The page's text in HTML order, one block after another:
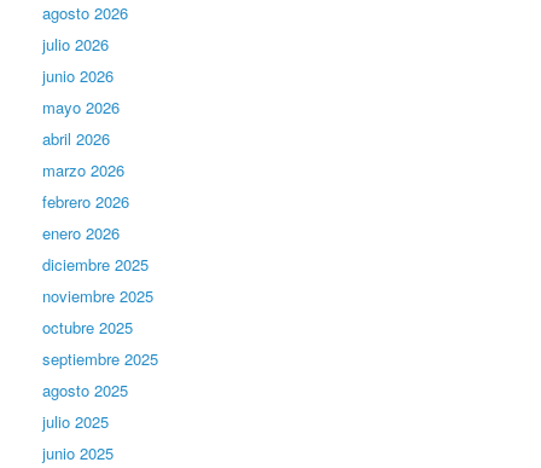
agosto 2026
julio 2026
junio 2026
mayo 2026
abril 2026
marzo 2026
febrero 2026
enero 2026
diciembre 2025
noviembre 2025
octubre 2025
septiembre 2025
agosto 2025
julio 2025
junio 2025